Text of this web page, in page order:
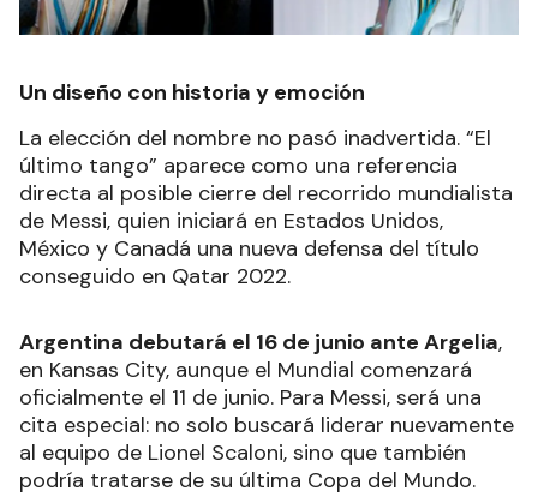
Un diseño con historia y emoción
La elección del nombre no pasó inadvertida. “El
último tango” aparece como una referencia
directa al posible cierre del recorrido mundialista
de Messi, quien iniciará en Estados Unidos,
México y Canadá una nueva defensa del título
conseguido en Qatar 2022.
Argentina debutará el 16 de junio ante Argelia,
en Kansas City, aunque el Mundial comenzará
oficialmente el 11 de junio. Para Messi, será una
cita especial: no solo buscará liderar nuevamente
al equipo de Lionel Scaloni, sino que también
podría tratarse de su última Copa del Mundo.